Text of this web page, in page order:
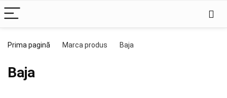
Prima pagină Marca produs Baja
Baja